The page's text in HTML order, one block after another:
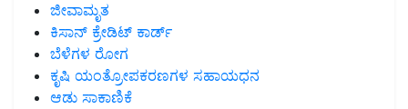
ಜೀವಾಮೃತ
ಕಿಸಾನ್ ಕ್ರೇಡಿಟ್ ಕಾರ್ಡ್
ಬೆಳೆಗಳ ರೋಗ
ಕೃಷಿ ಯಂತ್ರೋಪಕರಣಗಳ ಸಹಾಯಧನ
ಆಡು ಸಾಕಾಣಿಕೆ